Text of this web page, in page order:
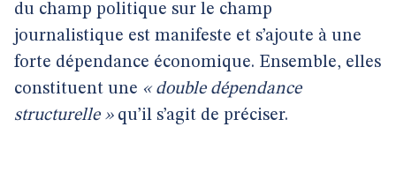
du champ politique sur le champ
journalistique est manifeste et s’ajoute à une
forte dépendance économique. Ensemble, elles
constituent une « double dépendance
structurelle »qu’il s’agit de préciser.